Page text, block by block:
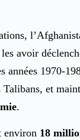
avoir
années 1970-
et
.
environ 18